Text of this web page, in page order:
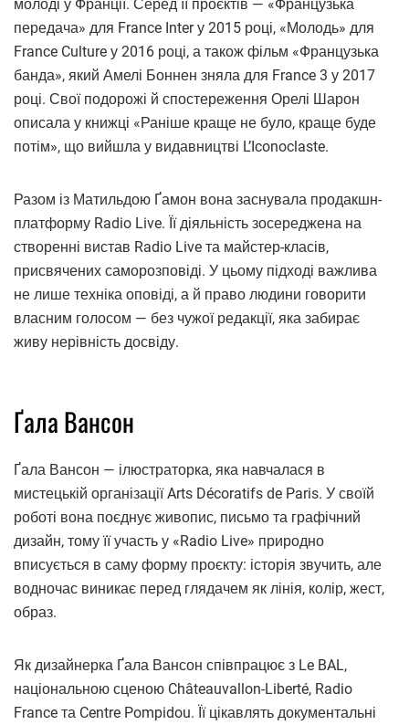
молоді у Франції. Серед її проєктів — «Французька
передача» для France Inter у 2015 році, «Молодь» для
France Culture у 2016 році, а також фільм «Французька
банда», який Амелі Боннен зняла для France 3 у 2017
році. Свої подорожі й спостереження Орелі Шарон
описала у книжці «Раніше краще не було, краще буде
потім», що вийшла у видавництві L’Iconoclaste.
Разом із Матильдою Ґамон вона заснувала продакшн-
платформу Radio Live. Її діяльність зосереджена на
створенні вистав Radio Live та майстер-класів,
присвячених саморозповіді. У цьому підході важлива
не лише техніка оповіді, а й право людини говорити
власним голосом — без чужої редакції, яка забирає
живу нерівність досвіду.
Ґала Вансон
Ґала Вансон — ілюстраторка, яка навчалася в
мистецькій організації Arts Décoratifs de Paris. У своїй
роботі вона поєднує живопис, письмо та графічний
дизайн, тому її участь у «Radio Live» природно
вписується в саму форму проєкту: історія звучить, але
водночас виникає перед глядачем як лінія, колір, жест,
образ.
Як дизайнерка Ґала Вансон співпрацює з Le BAL,
національною сценою Châteauvallon-Liberté, Radio
France та Centre Pompidou. Її цікавлять документальні